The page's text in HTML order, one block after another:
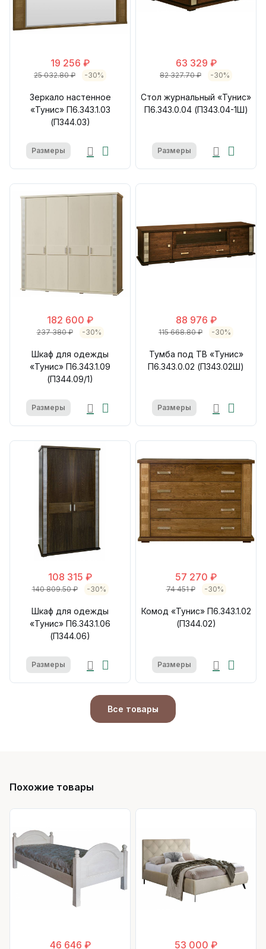
19 256 ₽
25 032.80 ₽ -30%
Зеркало настенное
«Тунис» П6.343.1.03
(П344.03)
Размеры
63 329 ₽
82 327.70 ₽ -30%
Стол журнальный «Тунис»
П6.343.0.04 (П343.04-1Ш)
Размеры
182 600 ₽
237 380 ₽ -30%
Шкаф для одежды
«Тунис» П6.343.1.09
(П344.09/1)
Размеры
88 976 ₽
115 668.80 ₽ -30%
Тумба под ТВ «Тунис»
П6.343.0.02 (П343.02Ш)
Размеры
108 315 ₽
140 809.50 ₽ -30%
Шкаф для одежды
«Тунис» П6.343.1.06
(П344.06)
Размеры
57 270 ₽
74 451 ₽ -30%
Комод «Тунис» П6.343.1.02
(П344.02)
Размеры
Все товары
Похожие товары
46 646 ₽ 53 000 ₽